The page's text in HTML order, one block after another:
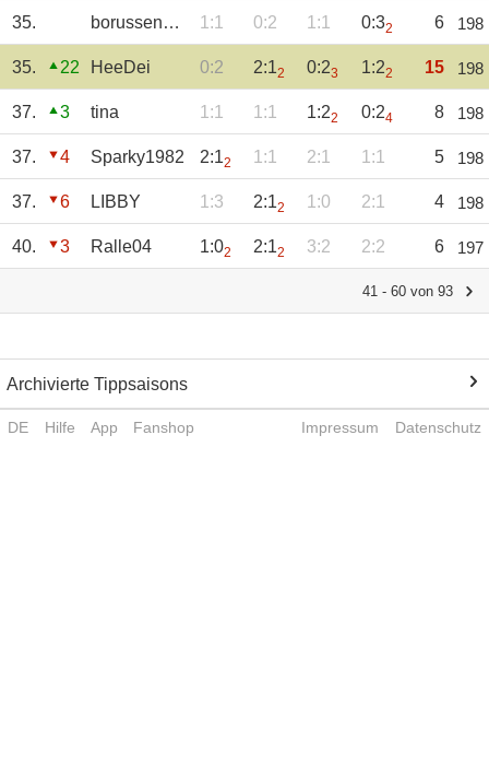
35. borussennobbi 1:1 0:2 1:1 0:32 6 198
35. 22 HeeDei 0:2 2:12 0:23 1:22 15 198
37. 3 tina 1:1 1:1 1:22 0:24 8 198
37. 4 Sparky1982 2:12 1:1 2:1 1:1 5 198
37. 6 LIBBY 1:3 2:12 1:0 2:1 4 198
40. 3 Ralle04 1:02 2:12 3:2 2:2 6 197
41 - 60 von 93
Archivierte Tippsaisons
DE Hilfe App Fanshop Impressum Datenschutz